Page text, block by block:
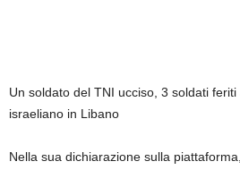
Un soldato del TNI ucciso, 3 soldati feriti
israeliano in Libano
Nella sua dichiarazione sulla